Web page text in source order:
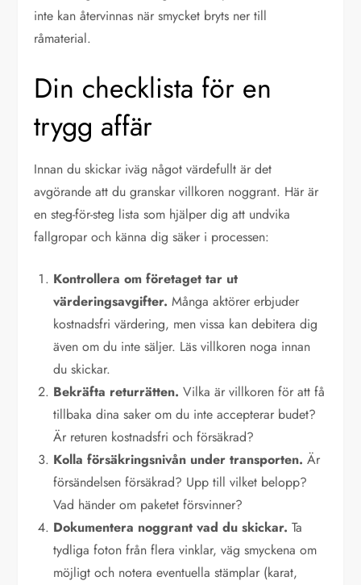
inte kan återvinnas när smycket bryts ner till
råmaterial.
Din checklista för en
trygg affär
Innan du skickar iväg något värdefullt är det
avgörande att du granskar villkoren noggrant. Här är
en steg-för-steg lista som hjälper dig att undvika
fallgropar och känna dig säker i processen:
Kontrollera om företaget tar ut
värderingsavgifter. Många aktörer erbjuder
kostnadsfri värdering, men vissa kan debitera dig
även om du inte säljer. Läs villkoren noga innan
du skickar.
Bekräfta returrätten. Vilka är villkoren för att få
tillbaka dina saker om du inte accepterar budet?
Är returen kostnadsfri och försäkrad?
Kolla försäkringsnivån under transporten. Är
försändelsen försäkrad? Upp till vilket belopp?
Vad händer om paketet försvinner?
Dokumentera noggrant vad du skickar. Ta
tydliga foton från flera vinklar, väg smyckena om
möjligt och notera eventuella stämplar (karat,